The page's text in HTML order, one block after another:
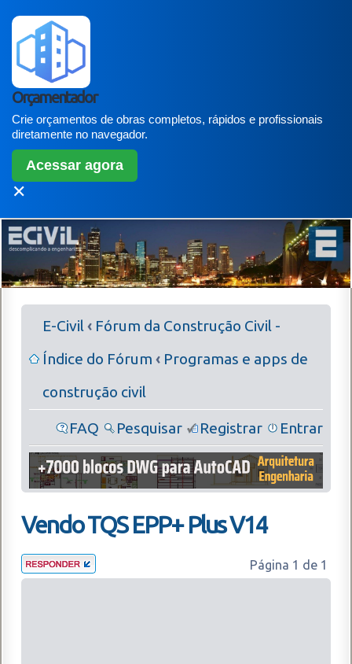
Orçamentador
Crie orçamentos de obras completos, rápidos e profissionais
diretamente no navegador.
Acessar agora
✕
E-Civil‹ Fórum da Construção Civil -
Índice do Fórum ‹ Programas e apps de
construção civil
FAQ Pesquisar Registrar Entrar
Vendo TQS EPP+ Plus V14
Página 1 de 1